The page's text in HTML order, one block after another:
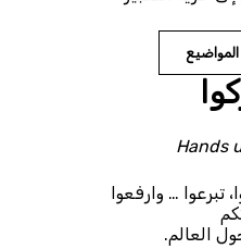
تبرعوا … وارفعوا
العالم.